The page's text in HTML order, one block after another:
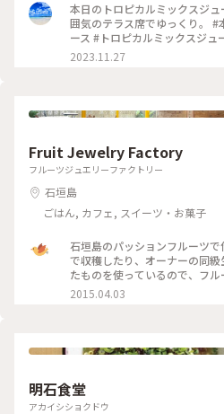
本日のトロピカルミックスジ
囲気のテラス席でゆっくり。 #
ース #トロピカルミックスジュース #光楽園 #石垣島 #テラス
席 #ジュン_フラット
2023.11.27
Fruit Jewelry Factory
フルーツジュエリーファクトリー
石垣島
ごはん, カフェ, スイーツ・お菓子
石垣島のパッションフルーツ
で収穫したり、オーナーの同
たものを使っているので、フ
ができます。 #石垣島 #フルーツ
2015.04.03
明石食堂
アカイシショクドウ